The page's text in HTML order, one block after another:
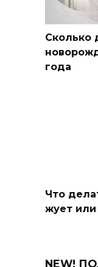
Сколько
года